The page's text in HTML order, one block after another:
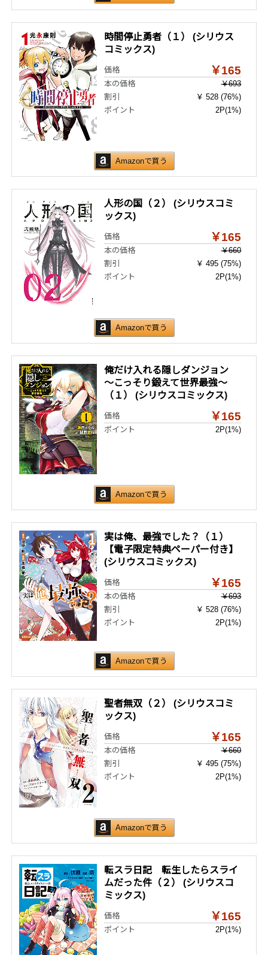
時間停止勇者（１） (シリウス
コミックス)
価格 ￥165
本の価格
￥693
割引
￥ 528 (76%)
ポイント
2P(1%)
Amazonで買う
人形の国（２） (シリウスコミ
ックス)
価格 ￥165
本の価格
￥660
割引
￥ 495 (75%)
ポイント
2P(1%)
Amazonで買う
俺だけ入れる隠しダンジョン
～こっそり鍛えて世界最強～
（１） (シリウスコミックス)
価格 ￥165
ポイント 2P(1%)
Amazonで買う
実は俺、最強でした？（１）
【電子限定特典ペーパー付き】
(シリウスコミックス)
価格 ￥165
本の価格
￥693
割引
￥ 528 (76%)
ポイント
2P(1%)
Amazonで買う
聖者無双（２） (シリウスコミ
ックス)
価格 ￥165
本の価格
￥660
割引
￥ 495 (75%)
ポイント
2P(1%)
Amazonで買う
転スラ日記 転生したらスライ
ムだった件（２） (シリウスコ
ミックス)
価格 ￥165
ポイント 2P(1%)